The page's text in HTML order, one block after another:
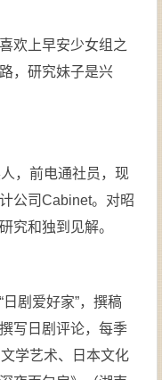
欢上早安少女组之
，研究妹子是兴
，前电通社员，现
公司Cabinet。对昭
究和独到见解。
剧爱好家”，撰稿
写日剧评论，每季
学艺术、日本文化